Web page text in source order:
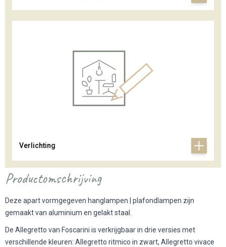
Verlichting
Productomschrijving
Deze apart vormgegeven hanglampen | plafondlampen zijn
gemaakt van aluminium en gelakt staal.
De Allegretto van Foscarini is verkrijgbaar in drie versies met
verschillende kleuren: Allegretto ritmico in zwart, Allegretto vivace